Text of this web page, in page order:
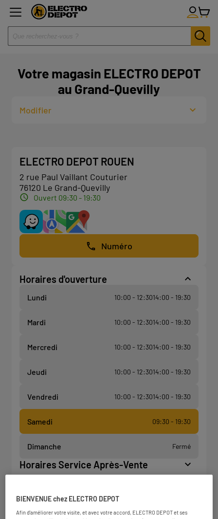
Votre magasin ELECTRO DEPOT
au Grand-Quevilly
Modifier
ELECTRO DEPOT ROUEN
2 rue Paul Vaillant Couturier
76120 Le Grand-Quevilly
Ouvert 09:30 - 19:30
Numéro
Horaires d'ouverture
Lundi 10:00 - 12:3014:00 - 19:30
Mardi 10:00 - 12:3014:00 - 19:30
Mercredi 10:00 - 12:3014:00 - 19:30
Jeudi 10:00 - 12:3014:00 - 19:30
Vendredi 10:00 - 12:3014:00 - 19:30
Samedi 09:30 - 19:30
Dimanche Fermé
Horaires Service Après-Vente
BIENVENUE chez ELECTRO DEPOT
Afin d'améliorer votre visite, et avec votre accord, ELECTRO DEPOT et ses